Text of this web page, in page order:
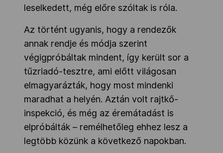
leselkedett, még előre szóltak is róla.
Az történt ugyanis, hogy a rendezők
annak rendje és módja szerint
végigpróbáltak mindent, így került sor a
tűzriadó-tesztre, ami előtt világosan
elmagyarázták, hogy most mindenki
maradhat a helyén. Aztán volt rajtkő-
inspekció, és még az éremátadást is
elpróbálták – remélhetőleg ehhez lesz a
legtöbb közünk a következő napokban.